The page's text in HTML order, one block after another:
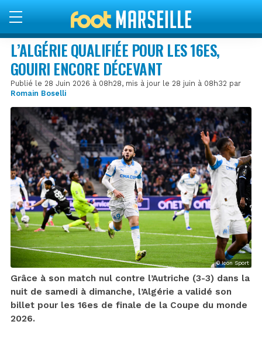
L’ALGÉRIE QUALIFIÉE POUR LES 16ES,
GOUIRI ENCORE DÉCEVANT
Publié le 28 Juin 2026 à 08h28, mis à jour le 28 juin à 08h32 par
Romain Boselli
© Icon Sport
Grâce à son match nul contre l’Autriche (3-3) dans la
nuit de samedi à dimanche, l’Algérie a validé son
billet pour les 16es de finale de la Coupe du monde
2026.